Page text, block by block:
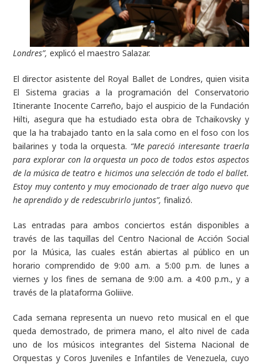
Londres”,explicó el maestro Salazar.
El director asistente del Royal Ballet de Londres, quien visita
El Sistema gracias a la programación del Conservatorio
Itinerante Inocente Carreño, bajo el auspicio de la Fundación
Hilti, asegura que ha estudiado esta obra de Tchaikovsky y
que la ha trabajado tanto en la sala como en el foso con los
bailarines y toda la orquesta. “Me pareció interesante traerla
para explorar con la orquesta un poco de todos estos aspectos
de la música de teatro e hicimos una selección de todo el ballet.
Estoy muy contento y muy emocionado de traer algo nuevo que
he aprendido y de redescubrirlo juntos”, finalizó.
Las entradas para ambos conciertos están disponibles a
través de las taquillas del Centro Nacional de Acción Social
por la Música, las cuales están abiertas al público en un
horario comprendido de 9:00 a.m. a 5:00 p.m. de lunes a
viernes y los fines de semana de 9:00 a.m. a 4:00 p.m., y a
través de la plataforma Goliiive.
Cada semana representa un nuevo reto musical en el que
queda demostrado, de primera mano, el alto nivel de cada
uno de los músicos integrantes del Sistema Nacional de
Orquestas y Coros Juveniles e Infantiles de Venezuela, cuyo